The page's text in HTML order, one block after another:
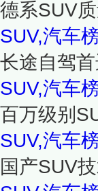
德系SUV
SUV,汽车
长途自驾
SUV,汽车
百万级别
SUV,汽车
国产SUV